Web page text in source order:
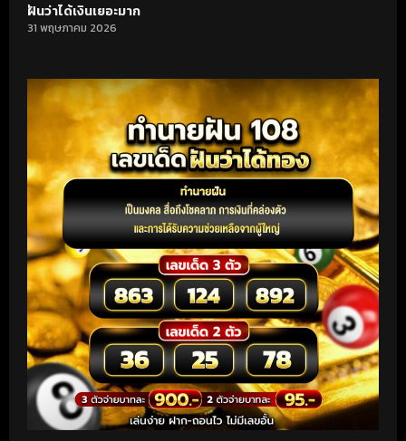
ฝันว่าได้เงินเยอะมาก
31 พฤษภาคม 2026